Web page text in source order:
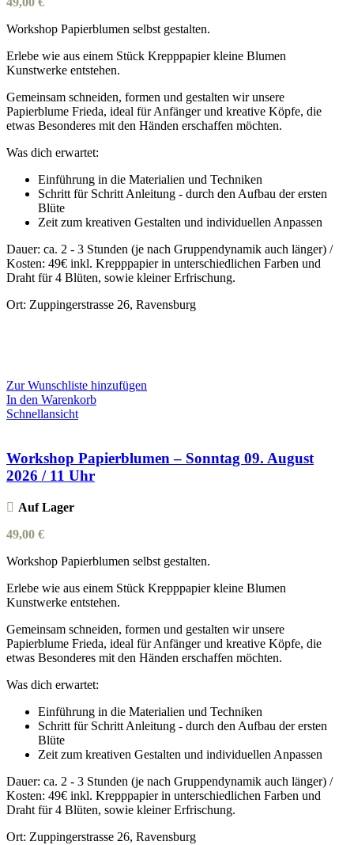
Workshop Papierblumen selbst gestalten.
Erlebe wie aus einem Stück Krepppapier kleine Blumen
Kunstwerke entstehen.
Gemeinsam schneiden, formen und gestalten wir unsere
Papierblume Frieda, ideal für Anfänger und kreative Köpfe, die
etwas Besonderes mit den Händen erschaffen möchten.
Was dich erwartet:
Einführung in die Materialien und Techniken
Schritt für Schritt Anleitung - durch den Aufbau der ersten
Blüte
Zeit zum kreativen Gestalten und individuellen Anpassen
Dauer: ca. 2 - 3 Stunden (je nach Gruppendynamik auch länger) /
Kosten: 49€ inkl. Krepppapier in unterschiedlichen Farben und
Draht für 4 Blüten, sowie kleiner Erfrischung.
Ort: Zuppingerstrasse 26, Ravensburg
Zur Wunschliste hinzufügen
In den Warenkorb
Schnellansicht
Workshop Papierblumen – Sonntag 09. August
2026 / 11 Uhr
Auf Lager
49,00 €
Workshop Papierblumen selbst gestalten.
Erlebe wie aus einem Stück Krepppapier kleine Blumen
Kunstwerke entstehen.
Gemeinsam schneiden, formen und gestalten wir unsere
Papierblume Frieda, ideal für Anfänger und kreative Köpfe, die
etwas Besonderes mit den Händen erschaffen möchten.
Was dich erwartet:
Einführung in die Materialien und Techniken
Schritt für Schritt Anleitung - durch den Aufbau der ersten
Blüte
Zeit zum kreativen Gestalten und individuellen Anpassen
Dauer: ca. 2 - 3 Stunden (je nach Gruppendynamik auch länger) /
Kosten: 49€ inkl. Krepppapier in unterschiedlichen Farben und
Draht für 4 Blüten, sowie kleiner Erfrischung.
Ort: Zuppingerstrasse 26, Ravensburg